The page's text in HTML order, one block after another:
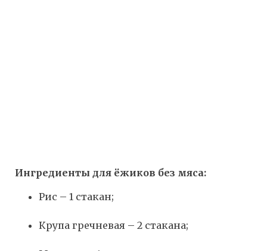
Ингредиенты для ёжиков без мяса:
Рис – 1 стакан;
Крупа гречневая – 2 стакана;